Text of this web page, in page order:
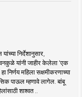
निर्देशानुसार,
यांनी जाहीर केलेला ‘एक
निर्णय महिला सक्षमीकरणाच्या
पाऊल म्हणावे लागेल. बांबू
शाश्वत ..